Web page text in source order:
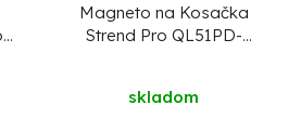
Magneto na Kosačka
Strend Pro QL51PD-
skladom